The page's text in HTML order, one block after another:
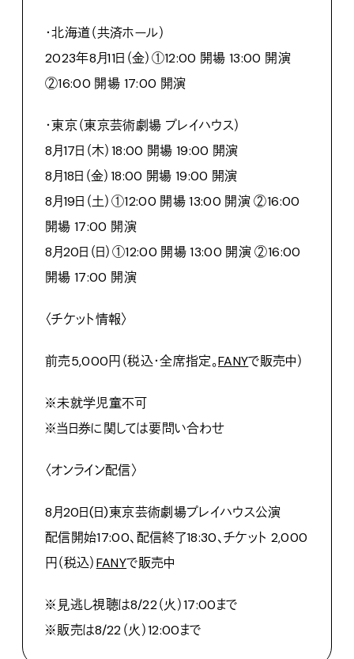
・北海道（共済ホール）
2023年8月11日（金）①12:00 開場 13:00 開演
②16:00 開場 17:00 開演
・東京（東京芸術劇場 プレイハウス）
8月17日（木）18:00 開場 19:00 開演
8月18日（金）18:00 開場 19:00 開演
8月19日（土）①12:00 開場 13:00 開演 ②16:00
開場 17:00 開演
8月20日（日）①12:00 開場 13:00 開演 ②16:00
開場 17:00 開演
〈チケット情報〉
前売5,000円（税込・全席指定。FANYで販売中）
※未就学児童不可
※当日券に関しては要問い合わせ
〈オンライン配信〉
8月20日(日)東京芸術劇場プレイハウス公演
配信開始17:00、配信終了18:30、チケット 2,000
円（税込）FANYで販売中
※見逃し視聴は8/22（火）17:00まで
※販売は8/22（火）12:00まで